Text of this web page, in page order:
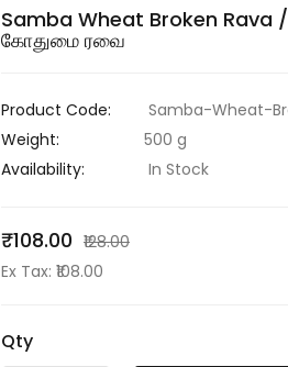
Samba Wheat Broken Rava
கோதுமை ரவை
Product Code:
Samba-Wheat-
Weight:
500 g
Availability:
In Stock
₹108.00 ₹128.00
Ex Tax: ₹108.00
Qty